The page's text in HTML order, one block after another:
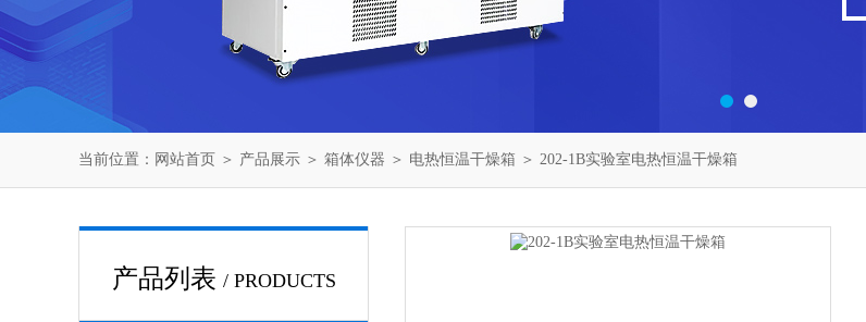
当前位置： 网站首页 ＞ 产品展示 ＞ 箱体仪器 ＞ 电热恒温干燥箱 ＞ 202-1B实验室电热恒温干燥箱
产品列表 / PRODUCTS